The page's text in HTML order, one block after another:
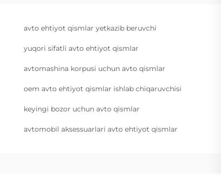
avto ehtiyot qismlar yetkazib beruvchi
yuqori sifatli avto ehtiyot qismlar
avtomashina korpusi uchun avto qismlar
oem avto ehtiyot qismlar ishlab chiqaruvchisi
keyingi bozor uchun avto qismlar
avtomobil aksessuarlari avto ehtiyot qismlar